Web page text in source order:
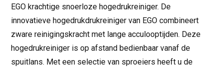
EGO krachtige snoerloze hogedrukreiniger. De
innovatieve hogedrukdrukreiniger van EGO combineert
zware reinigingskracht met lange acculooptijden. Deze
hogedrukreiniger is op afstand bedienbaar vanaf de
spuitlans. Met een selectie van sproeiers heeft u de